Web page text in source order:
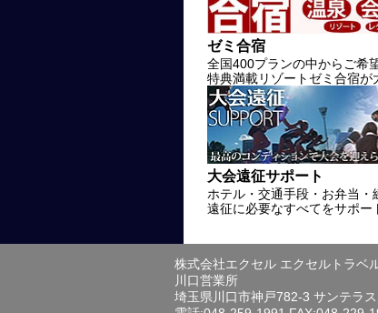
ゼミ合宿
全国400プランの中からご希
特典満載リゾートゼミ合宿が
大会遠征サポート
ホテル・交通手段・お弁当・
遠征に必要なすべてをサポー
株式会社エクセル エクセルトラベ
川口営業所
埼玉県川口市神戸782-3 サンテラ